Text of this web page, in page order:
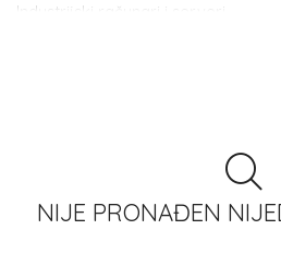
NIJE PRONAĐEN
Industrijski računari i serveri
Mikro računari (Raspberry Pi /
Napajanja